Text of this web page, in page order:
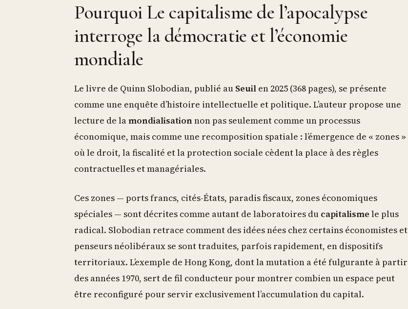
Pourquoi Le capitalisme de l’apocalypse
interroge la démocratie et l’économie
mondiale
Le livre de Quinn Slobodian, publié au Seuil en 2025 (368 pages), se présente
comme une enquête d’histoire intellectuelle et politique. L’auteur propose une
lecture de lamondialisationnon pas seulement comme un processus
économique, mais comme une recomposition spatiale : l’émergence de « zones »
où le droit, la fiscalité et la protection sociale cèdent la place à des règles
contractuelles et managériales.
Ces zones — ports francs, cités-États, paradis fiscaux, zones économiques
spéciales — sont décrites comme autant de laboratoires du capitalisme le plus
radical. Slobodian retrace comment des idées nées chez certains économistes et
penseurs néolibéraux se sont traduites, parfois rapidement, en dispositifs
territoriaux. L’exemple de Hong Kong, dont la mutation a été fulgurante à partir
des années 1970, sert de fil conducteur pour montrer combien un espace peut
être reconfiguré pour servir exclusivement l’accumulation du capital.